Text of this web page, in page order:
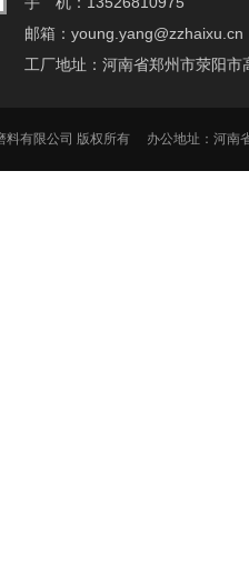
邮箱：young.yang@zzhaixu.cn
工厂地址：河南省郑州市荥阳市
料有限公司 版权所有 办公地址：河